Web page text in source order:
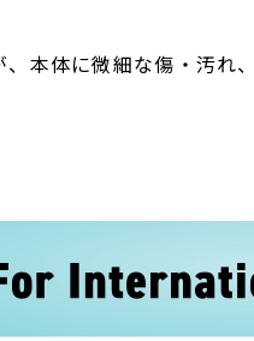
本体に微細な傷・汚れ